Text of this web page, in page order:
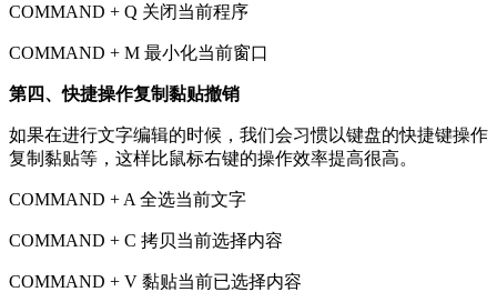
COMMAND + Q 关闭当前程序
COMMAND + M 最小化当前窗口
第四、快捷操作复制黏贴撤销
如果在进行文字编辑的时候，我们会习惯以键盘的快捷键操作
复制黏贴等，这样比鼠标右键的操作效率提高很高。
COMMAND + A 全选当前文字
COMMAND + C 拷贝当前选择内容
COMMAND + V 黏贴当前已选择内容